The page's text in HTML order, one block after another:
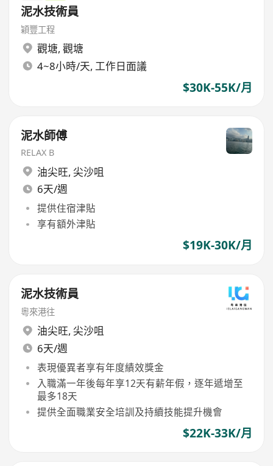
泥水技術員
穎豐工程
觀塘, 觀塘
4~8小時/天, 工作日面議
$30K-55K/月
泥水師傅
RELAX B
油尖旺, 尖沙咀
6天/週
提供住宿津貼
享有額外津貼
$19K-30K/月
泥水技術員
粵來港往
油尖旺, 尖沙咀
6天/週
表現優異者享有年度績效獎金
入職滿一年後每年享12天有薪年假，逐年遞增至
最多18天
提供全面職業安全培訓及持續技能提升機會
$22K-33K/月